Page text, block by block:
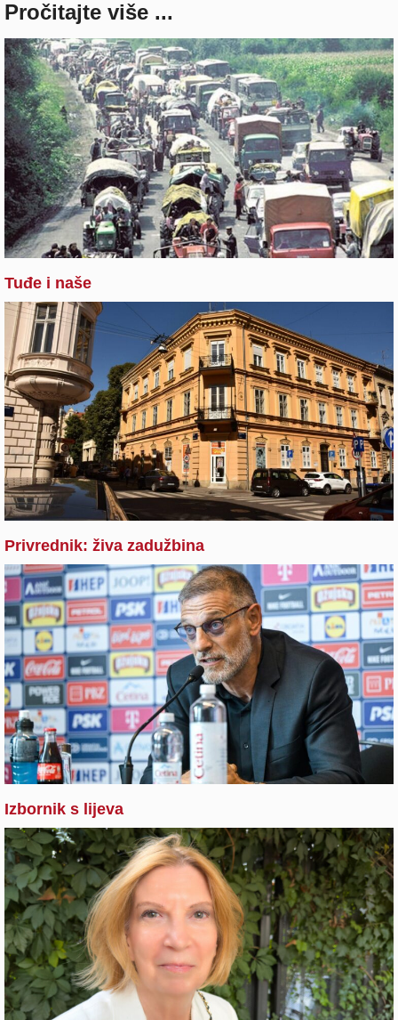
Pročitajte više ...
Tuđe i naše
Privrednik: živa zadužbina
Izbornik s lijeva